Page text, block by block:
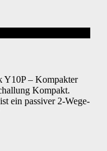
Y10P – Kompakter
Kompakt.
ein passiver 2-Wege-